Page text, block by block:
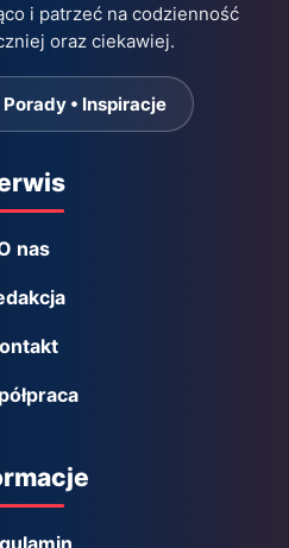
i patrzeć na codzienność
oraz ciekawiej.
• Inspiracje
nas